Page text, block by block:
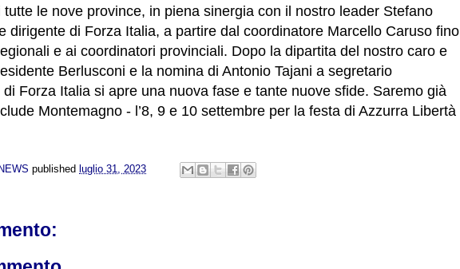
tutte le nove province, in piena sinergia con il nostro leader Stefano
dirigente di Forza Italia, a partire dal coordinatore Marcello Caruso fino
e ai coordinatori provinciali. Dopo la dipartita del nostro caro e
Berlusconi e la nomina di Antonio Tajani a segretario
Forza Italia si apre una nuova fase e tante nuove sfide. Saremo già
Montemagno - l’8, 9 e 10 settembre per la festa di Azzurra Libertà
published luglio 31, 2023